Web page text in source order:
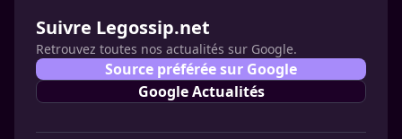
Suivre Legossip.net
Retrouvez toutes nos actualités sur Google.
Source préférée sur Google
Google Actualités